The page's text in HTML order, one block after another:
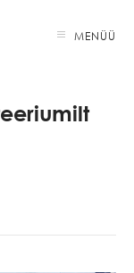
MENÜÜ